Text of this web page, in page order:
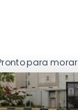
para morar